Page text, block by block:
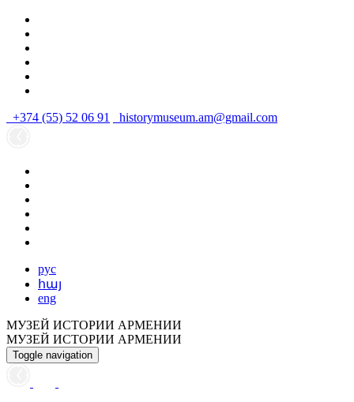
+374 (55) 52 06 91 historymuseum.am@gmail.com
рус
հայ
eng
МУЗЕЙ ИСТОРИИ АРМЕНИИ
МУЗЕЙ ИСТОРИИ АРМЕНИИ
Toggle navigation